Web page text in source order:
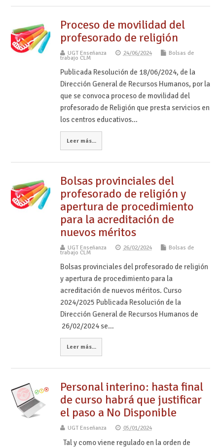
Proceso de movilidad del
profesorado de religión
UGT Enseñanza 24/06/2024 Bolsas de
trabajo CLM
Publicada Resolución de 18/06/2024, de la
Dirección General de Recursos Humanos, por la
que se convoca proceso de movilidad del
profesorado de Religión que presta servicios en
los centros educativos…
Leer más...
Bolsas provinciales del
profesorado de religión y
apertura de procedimiento
para la acreditación de
nuevos méritos
UGT Enseñanza 26/02/2024 Bolsas de
trabajo CLM
Bolsas provinciales del profesorado de religión
y apertura de procedimiento para la
acreditación de nuevos méritos. Curso
2024/2025 Publicada Resolución de la
Dirección General de Recursos Humanos de
26/02/2024 se…
Leer más...
Personal interino: hasta final
de curso habrá que justificar
el paso a No Disponible
UGT Enseñanza 05/01/2024
Tal y como viene regulado en la orden de